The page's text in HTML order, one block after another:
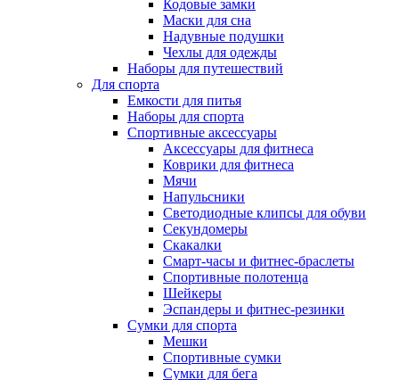
Кодовые замки
Маски для сна
Надувные подушки
Чехлы для одежды
Наборы для путешествий
Для спорта
Емкости для питья
Наборы для спорта
Спортивные аксессуары
Аксессуары для фитнеса
Коврики для фитнеса
Мячи
Напульсники
Светодиодные клипсы для обуви
Секундомеры
Скакалки
Смарт-часы и фитнес-браслеты
Спортивные полотенца
Шейкеры
Эспандеры и фитнес-резинки
Сумки для спорта
Мешки
Спортивные сумки
Сумки для бега